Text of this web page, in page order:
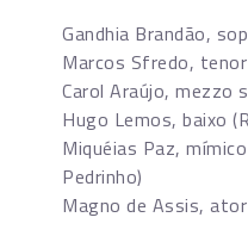
Gandhia Brandão,
Marcos Sfredo,
Carol Araújo, mezzo
Hugo Lemos, baixo
Miquéias Paz,
Pedrinho)
Magno de Assis, ator